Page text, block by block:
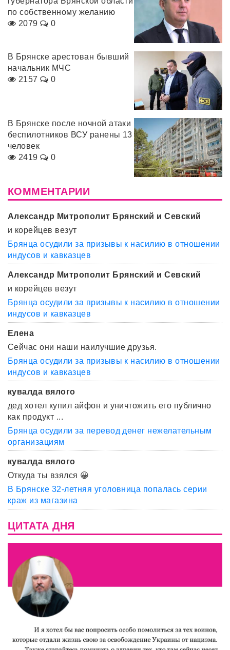
по собственному желанию
2079
0
В Брянске арестован бывший
начальник МЧС
2157
0
В Брянске после ночной атаки
беспилотников ВСУ ранены 13
человек
2419
0
КОММЕНТАРИИ
Александр Митрополит Брянский и Севский
и корейцев везут
Брянца осудили за призывы к насилию в отношении
индусов и кавказцев
Александр Митрополит Брянский и Севский
и корейцев везут
Брянца осудили за призывы к насилию в отношении
индусов и кавказцев
Елена
Сейчас они наши наилучшие друзья.
Брянца осудили за призывы к насилию в отношении
индусов и кавказцев
кувалда вялого
дед хотел купил айфон и уничтожить его публично
как продукт ...
Брянца осудили за перевод денег нежелательным
организациям
кувалда вялого
Откуда ты взялся 😀
В Брянске 32-летняя уголовница попалась серии
краж из магазина
ЦИТАТА ДНЯ